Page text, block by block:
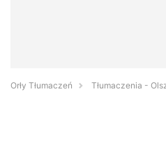
Orły Tłumaczeń Tłumaczenia -